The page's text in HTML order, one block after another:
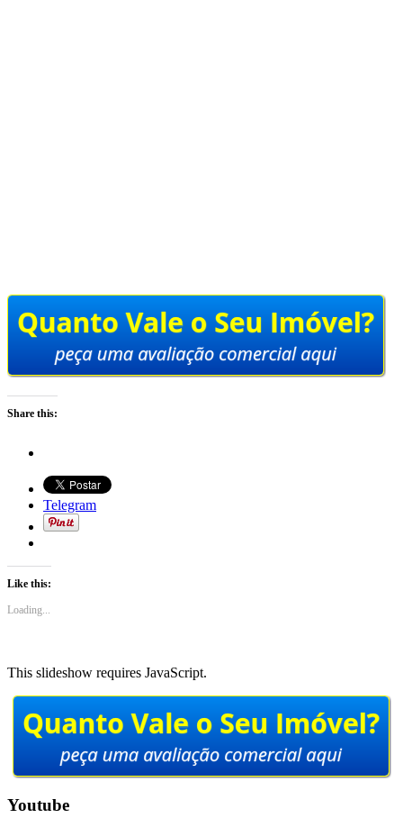
Share this:
Telegram
Like this:
Loading...
This slideshow requires JavaScript.
Youtube